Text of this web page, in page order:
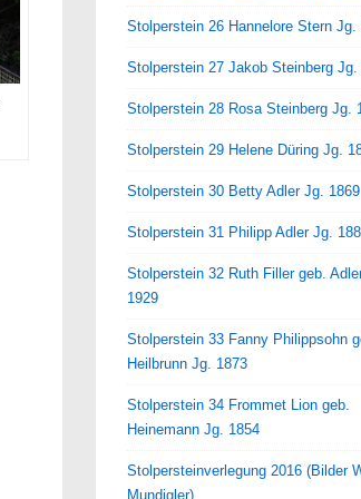
Stolperstein 26 Hannelore Stern Jg.
Stolperstein 27 Jakob Steinberg Jg.
Stolperstein 28 Rosa Steinberg Jg.
Stolperstein 29 Helene Düring Jg.
Stolperstein 30 Betty Adler Jg. 1869
Stolperstein 31 Philipp Adler Jg.
Stolperstein 32 Ruth Filler geb.
1929
Stolperstein 33 Fanny Philippsohn
Heilbrunn Jg. 1873
Stolperstein 34 Frommet Lion geb.
Heinemann Jg. 1854
Stolpersteinverlegung 2016 (Bilder
Mundigler)